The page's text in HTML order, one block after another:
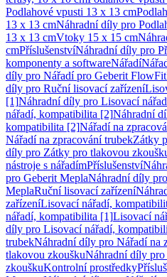
Podlahové vpusti 13 x 13 cm
13 x 13 cmNáhradní díly pro
13 x 13 cmVtoky 15 x 15 cm
cmPříslušenstvíNáhradní díly pro
komponenty a softwareNářadí
díly pro Nářadí pro Geberit FlowFit
díly pro Ruční lisovací zařízení
[1]Náhradní díly pro Lisovací
nářadí, kompatibilita [2]Náhradní
kompatibilita [2]Nářadí na
Nářadí na zpracování trubekZátky
díly pro Zátky pro tlakovou
nástroje s nářadímPříslušenství
pro Geberit MeplaNáhradní díly
MeplaRuční lisovací zařízení
zařízeníLisovací nářadí,
nářadí, kompatibilita [1]Lisovací
díly pro Lisovací nářadí,
trubekNáhradní díly pro Nářadí na
tlakovou zkouškuNáhradní díly
zkouškuKontrolní prostředky